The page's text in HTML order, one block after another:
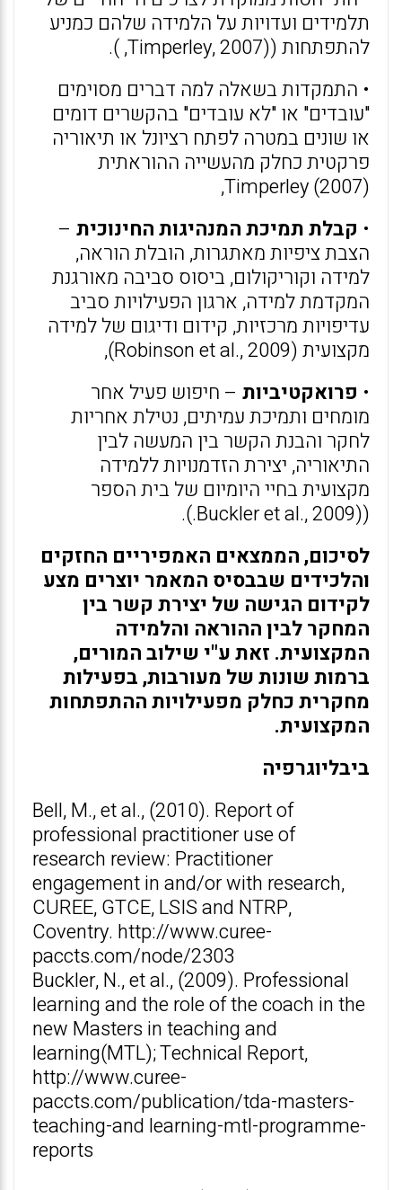
תלמידים ועדויות על הלמידה שלהם כמניע
להתפתחות ((Timperley, 2007, ).
• התמקדות בשאלה למה דברים מסוימים
"עובדים" או "לא עובדים" בהקשרים דומים
או שונים במטרה לפתח רציונל או תיאוריה
פרקטית כחלק מהעשייה ההוראתית
(Timperley (2007,
• קבלת תמיכת המנהיגות החינוכית –
הצבת ציפיות מאתגרות, הובלת הוראה,
למידה וקוריקולום, ביסוס סביבה מאורגנת
המקדמת למידה, ארגון הפעילויות סביב
עדיפויות מרכזיות, קידום ודיגום של למידה
מקצועית (Robinson et al., 2009),
• פרואקטיביות – חיפוש פעיל אחר
מומחים ותמיכת עמיתים, נטילת אחריות
לחקר והבנת הקשר בין המעשה לבין
התיאוריה, יצירת הזדמנויות ללמידה
מקצועית בחיי היומיום של בית הספר
((Buckler et al., 2009.).
לסיכום, הממצאים האמפיריים החזקים
והלכידים שבבסיס המאמר יוצרים מצע
לקידום הגישה של יצירת קשר בין
המחקר לבין ההוראה והלמידה
המקצועית. זאת ע"י שילוב המורים,
ברמות שונות של מעורבות, בפעילות
מחקרית כחלק מפעילויות ההתפתחות
המקצועית.
ביבליוגרפיה
Bell, M., et al., (2010). Report of
professional practitioner use of
research review: Practitioner
engagement in and/or with research,
CUREE, GTCE, LSIS and NTRP,
Coventry. http://www.curee-
paccts.com/node/2303
Buckler, N., et al., (2009). Professional
learning and the role of the coach in the
new Masters in teaching and
learning(MTL); Technical Report,
http://www.curee-
paccts.com/publication/tda-masters-
teaching-and learning-mtl-programme-
reports